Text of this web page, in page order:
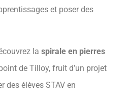
et poser des
la spirale en pierres
de Tilloy, fruit d’un projet
des élèves STAV en